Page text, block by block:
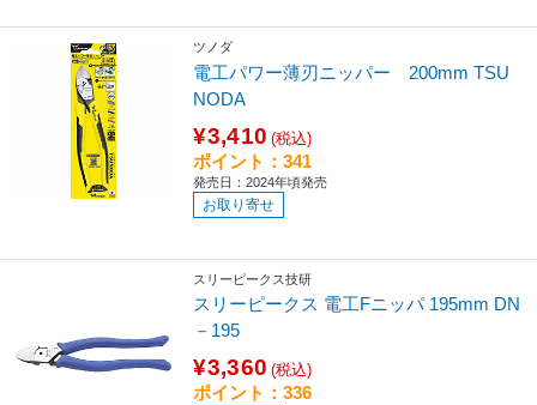
ツノダ
電工パワー薄刃ニッパー 200mm TSU
NODA
¥3,410 (税込)
ポイント：341
発売日：2024年頃発売
お取り寄せ
スリーピークス技研
スリーピークス 電工Fニッパ 195mm DN
－195
¥3,360 (税込)
ポイント：336